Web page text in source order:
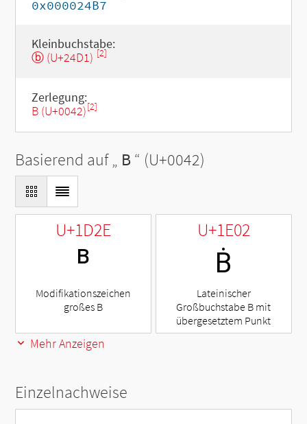
0x000024B7
Kleinbuchstabe:
ⓑ (U+24D1) [2]
Zerlegung:
B (U+0042)[2]
Basierend auf „ B“ (U+0042)
U+1D2E
ᴮ
Modifikationszeichen
großes B
U+1E02
Ḃ
Lateinischer
Großbuchstabe B mit
übergesetztem Punkt
Mehr Anzeigen
Einzelnachweise